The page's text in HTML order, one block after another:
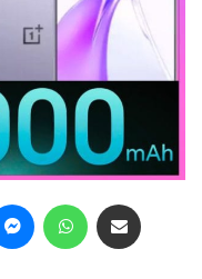
MessengerWhatsApp